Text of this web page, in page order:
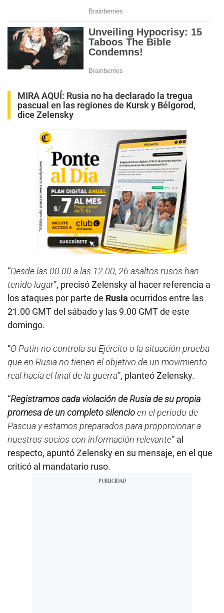
MIRA AQUÍ: Rusia no ha declarado la tregua
pascual en las regiones de Kursk y Bélgorod,
dice Zelensky
“Desde las 00.00 a las 12.00, 26 asaltos rusos han
tenido lugar”, precisó Zelensky al hacer referencia a
los ataques por parte de Rusia ocurridos entre las
21.00 GMT del sábado y las 9.00 GMT de este
domingo.
“O Putin no controla su Ejército o la situación prueba
que en Rusia no tienen el objetivo de un movimiento
real hacia el final de la guerra”, planteó Zelensky.
“Registramos cada violación de Rusia de su propia
promesa de un completo silencioen el periodo de
Pascua y estamos preparados para proporcionar a
nuestros socios con información relevante” al
respecto, apuntó Zelensky en su mensaje, en el que
criticó al mandatario ruso.